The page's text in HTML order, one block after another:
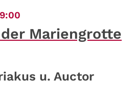
Mariengrotte
u. Auctor